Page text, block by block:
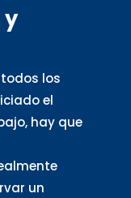
y
los
el
hay que
un